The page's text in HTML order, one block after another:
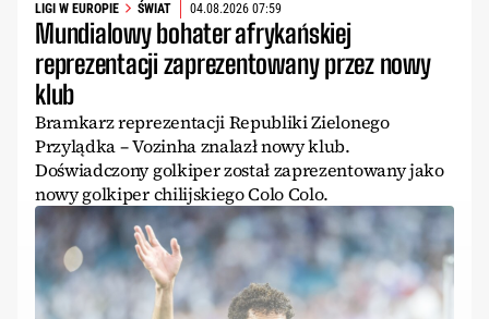
LIGI W EUROPIE ŚWIAT 04.08.2026 07:59
Mundialowy bohater afrykańskiej
reprezentacji zaprezentowany przez nowy
klub
Bramkarz reprezentacji Republiki Zielonego
Przylądka – Vozinha znalazł nowy klub.
Doświadczony golkiper został zaprezentowany jako
nowy golkiper chilijskiego Colo Colo.